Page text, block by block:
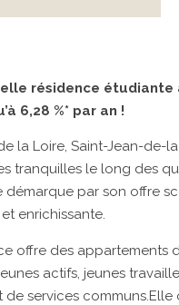
résidence
6,28 %* par an !
la Loire, Saint-Jean-
tranquilles le long des
démarque par son offre
enrichissante.
offre des appartements
actifs, jeunes
de services